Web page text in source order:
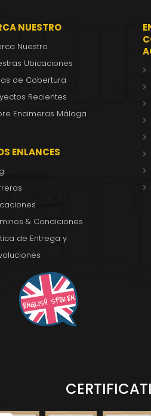
NUESTRO
Nuestro
Ubicaciones
de Cobertura
Recientes
Encimeras Málaga
ENLANCES
& Condiciones
de Entrega y